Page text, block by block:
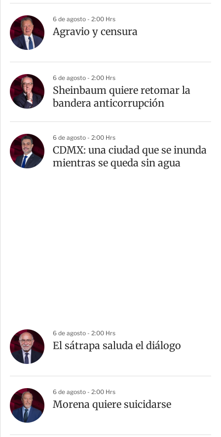
6 de agosto - 2:00 Hrs
Agravio y censura
6 de agosto - 2:00 Hrs
Sheinbaum quiere retomar la
bandera anticorrupción
6 de agosto - 2:00 Hrs
CDMX: una ciudad que se inunda
mientras se queda sin agua
6 de agosto - 2:00 Hrs
El sátrapa saluda el diálogo
6 de agosto - 2:00 Hrs
Morena quiere suicidarse